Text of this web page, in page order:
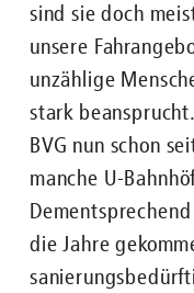
sind sie doch
unsere
unzählige
stark
BVG nun schon
manche U-
die Jahre